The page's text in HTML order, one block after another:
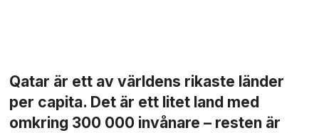
Qatar är ett av världens rikaste länder
per capita. Det är ett litet land med
omkring 300 000 invånare – resten är